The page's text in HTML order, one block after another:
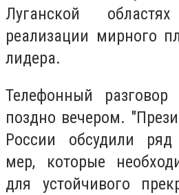
Луганской
реализации мирного
лидера.
Телефонный разговор
поздно вечером.
России обсудили ряд
мер, которые
для устойчивого